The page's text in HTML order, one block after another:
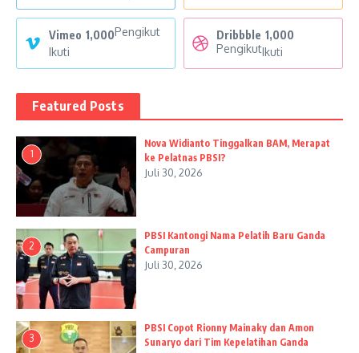
Vimeo 1,000Pengikut
Ikuti
Dribbble 1,000
PengikutIkuti
Featured Posts
1
Nova Widianto Tinggalkan BAM, Merapat
ke Pelatnas PBSI?
Juli 30, 2026
2
PBSI Kantongi Nama Pelatih Baru Ganda
Campuran
Juli 30, 2026
3
PBSI Copot Rionny Mainaky dan Amon
Sunaryo dari Tim Kepelatihan Ganda